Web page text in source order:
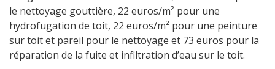
le nettoyage gouttière, 22 euros/m² pour une
hydrofugation de toit, 22 euros/m² pour une peinture
sur toit et pareil pour le nettoyage et 73 euros pour la
réparation de la fuite et infiltration d’eau sur le toit.